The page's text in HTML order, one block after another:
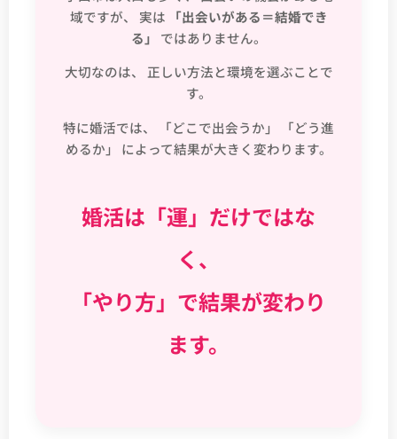
域ですが、 実は
「出会いがある＝結婚でき
る」 ではありません。
大切なのは、 正しい方法と環境を選ぶことで
す。
特に婚活では、 「どこで出会うか」 「どう進
めるか」 によって結果が大きく変わります。
婚活は「運」だけではな
く、
「やり方」で結果が変わり
ます。